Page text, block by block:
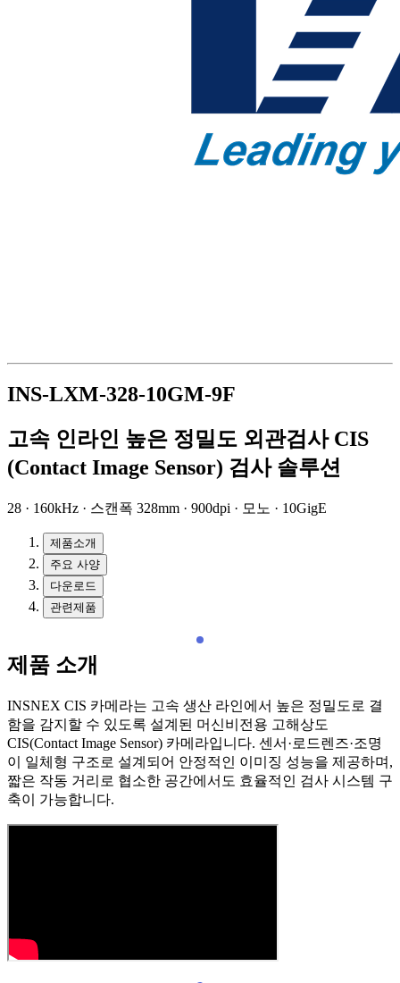
INS-LXM-328-10GM-9F
고속 인라인 높은 정밀도 외관검사 CIS
(Contact Image Sensor) 검사 솔루션
28 · 160kHz · 스캔폭 328mm · 900dpi · 모노 · 10GigE
제품소개
주요 사양
다운로드
관련제품
제품 소개
INSNEX CIS 카메라는 고속 생산 라인에서 높은 정밀도로 결
함을 감지할 수 있도록 설계된 머신비전용 고해상도
CIS(Contact Image Sensor) 카메라입니다. 센서·로드렌즈·조명
이 일체형 구조로 설계되어 안정적인 이미징 성능을 제공하며,
짧은 작동 거리로 협소한 공간에서도 효율적인 검사 시스템 구
축이 가능합니다.